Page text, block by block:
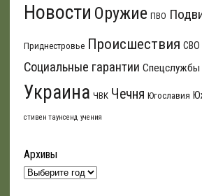
Новости Оружие ПВО
Приднестровье Происшествия СВО
Социальные гарантии Спецслужбы
Украина ЧВК Чечня Югославия
стивен таунсенд учения
Архивы